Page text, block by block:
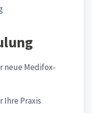
neue Medifox-
Praxis